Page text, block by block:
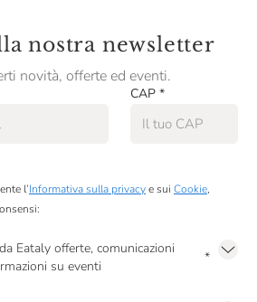
nostra newsletter
novità, offerte ed eventi.
CAP *
l’Informativa sulla privacye sui Cookie,
Eataly offerte, comunicazioni
su eventi
*